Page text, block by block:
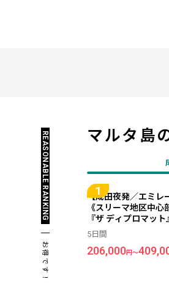
マルタ島
REASONABLE RANKING
お得です！
【成田夜発／エミレ
《スリーマ地区中心
『ザ ディプロマッ
碧の地中海リゾート
＞5日間
5日間
206,000円～